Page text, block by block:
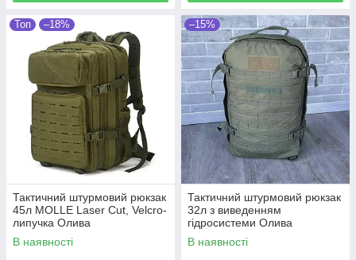
Топ –18%
Тактичний штурмовий рюкзак
45л MOLLE Laser Cut, Velcro-
липучка Олива
В наявності
–15%
Тактичний штурмовий рюкзак
32л з виведенням
гідросистеми Олива
В наявності